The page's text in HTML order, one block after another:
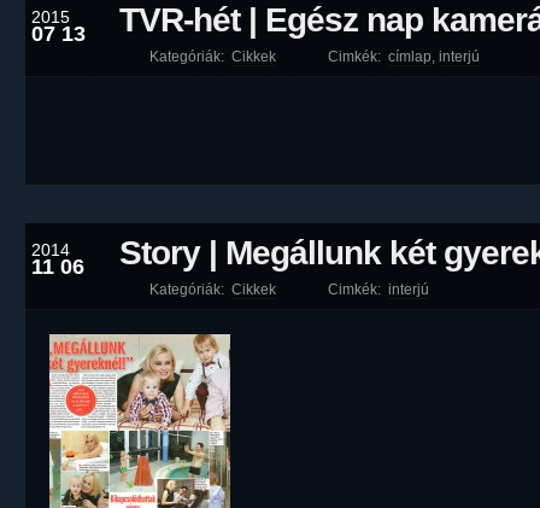
2015
07 13 TVR-hét | Egész nap
Kategóriák: Cikkek Cimkék: címlap, interjú
2014
11 06 Story | Megállunk két
Kategóriák: Cikkek Cimkék: interjú